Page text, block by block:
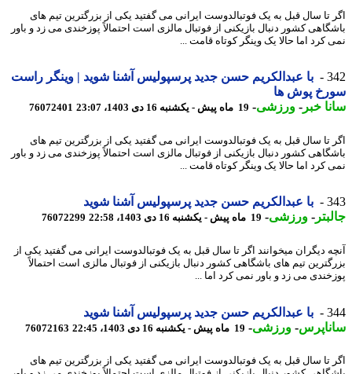
تا سال قبل به یک فوتبالدوست ایرانی می گفتید یکی از بزرگترین تیم های
کشور دنبال بازیکنی از فوتبال مالزی است احتمالاً پوزخندی می زد و باور
کرد اما حالا یک وینگر کوتاه قامت ...
با عبدالکریم حسن جدید پرسپولیس آشنا شوید | وینگر راست
پوش ها
خبر -ورزشی-19 ماه پیش - یکشنبه 16 دی 1403، 23:07 76072401
تا سال قبل به یک فوتبالدوست ایرانی می گفتید یکی از بزرگترین تیم های
کشور دنبال بازیکنی از فوتبال مالزی است احتمالاً پوزخندی می زد و باور
کرد اما حالا یک وینگر کوتاه قامت ...
با عبدالکریم حسن جدید پرسپولیس آشنا شوید
-ورزشی-19 ماه پیش - یکشنبه 16 دی 1403، 22:58 76072299
دیگران میخوانند اگر تا سال قبل به یک فوتبالدوست ایرانی می گفتید یکی از
تیم های باشگاهی کشور دنبال بازیکنی از فوتبال مالزی است احتمالاً
می زد و باور نمی کرد اما ...
با عبدالکریم حسن جدید پرسپولیس آشنا شوید
-ورزشی-19 ماه پیش - یکشنبه 16 دی 1403، 22:45 76072163
تا سال قبل به یک فوتبالدوست ایرانی می گفتید یکی از بزرگترین تیم های